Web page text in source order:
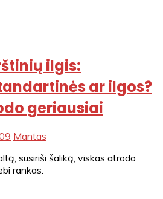
ilgis:
ar ilgos?
geriausiai
Mantas
susiriši šaliką, viskas atrodo
rankas.